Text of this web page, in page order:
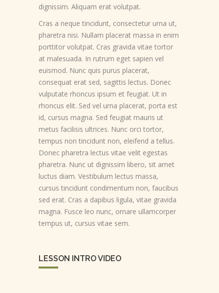
dignissim. Aliquam erat volutpat.
Cras a neque tincidunt, consectetur urna ut,
pharetra nisi. Nullam placerat massa in enim
porttitor volutpat. Cras gravida vitae tortor
at malesuada. In rutrum eget sapien vel
euismod. Nunc quis purus placerat,
consequat erat sed, sagittis lectus. Donec
vulputate rhoncus ipsum et feugiat. Ut in
rhoncus elit. Sed vel urna placerat, porta est
id, cursus magna. Sed feugiat mauris ut
metus facilisis ultrices. Nunc orci tortor,
tempus non tincidunt non, eleifend a tellus.
Donec pharetra lectus vitae velit egestas
pharetra. Nunc ut dignissim libero, sit amet
luctus diam. Vestibulum lectus massa,
cursus tincidunt condimentum non, faucibus
sed erat. Cras a dapibus ligula, vitae gravida
magna. Fusce leo nunc, ornare ullamcorper
tempus ut, cursus vitae sem.
LESSON INTRO VIDEO